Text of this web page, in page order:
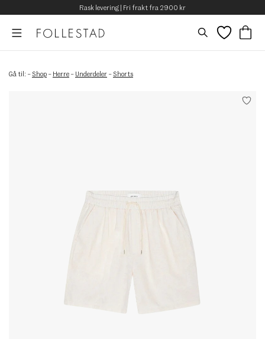
Rask levering | Fri frakt fra 2900 kr
Gå til: – Shop – Herre – Underdeler – Shorts